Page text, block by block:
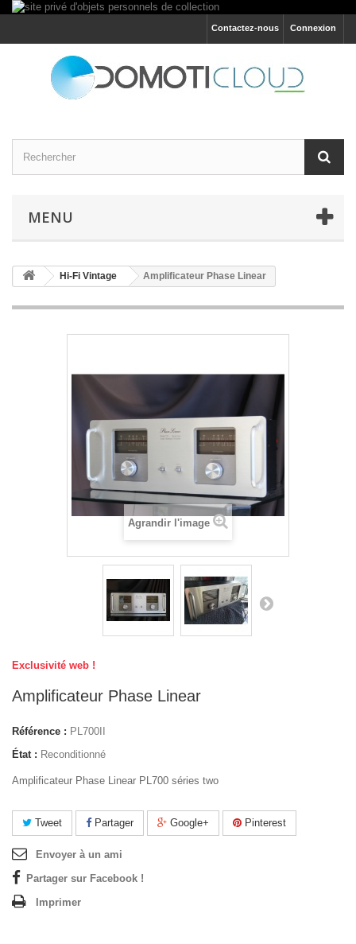
Connexion
Contactez-nous
MENU
Hi-Fi Vintage Amplificateur Phase Linear
Agrandir l'image
Exclusivité web !
Amplificateur Phase Linear
Référence : PL700II
État : Reconditionné
Amplificateur Phase Linear PL700 séries two
Tweet Partager Google+ Pinterest
Envoyer à un ami
Partager sur Facebook !
Imprimer